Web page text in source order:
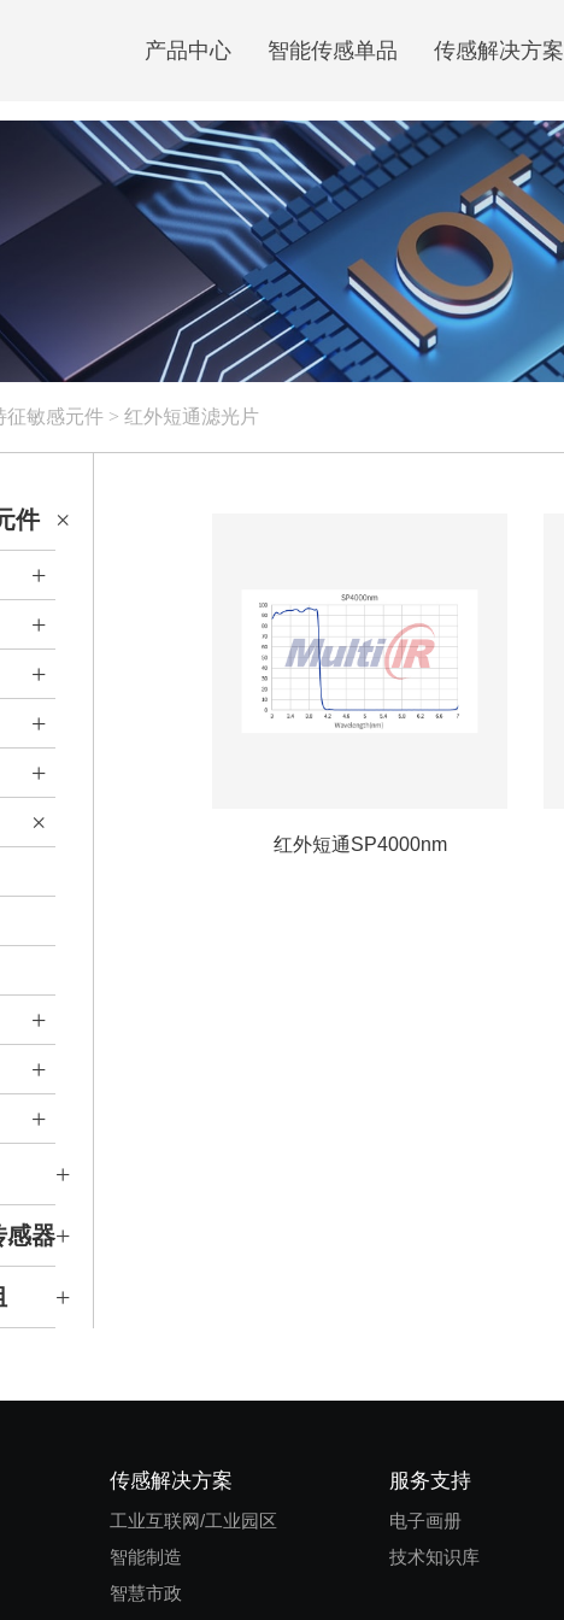
产品中心 智能传感单品 传感解决方案
征敏感元件 >红外短通滤光片
件
感器
红外短通SP4000nm
传感解决方案
工业互联网/工业园区
智能制造
智慧市政
服务支持
电子画册
技术知识库